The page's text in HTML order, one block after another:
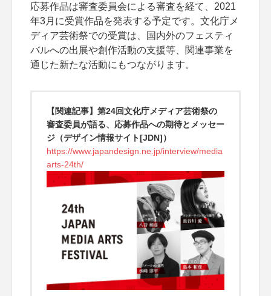
応募作品は審査委員会による審査を経て、2021
年3月に受賞作品を発表する予定です。文化庁メ
ディア芸術祭での受賞は、国内外のフェスティ
バルへの出展や創作活動の支援等、関連事業を
通じた新たな活動にもつながります。
【関連記事】第24回文化庁メディア芸術祭の
審査委員が語る、応募作品への期待とメッセー
ジ（デザイン情報サイト[JDN]）
https://www.japandesign.ne.jp/interview/media
arts-24th/